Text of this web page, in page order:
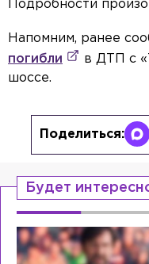
Подробности
Напомним, ранее
погибли
в ДТП с
шоссе.
Поделиться:
Будет